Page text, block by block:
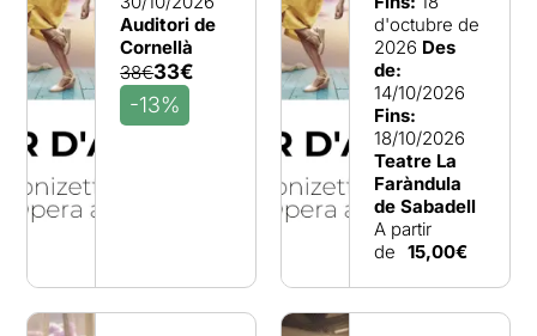
Auditori de
Cornellà
38€33€
-13%
d'octubre de
2026 Des
de:
14/10/2026
Fins:
18/10/2026
Teatre La
Faràndula
de Sabadell
A partir
de 15,00€